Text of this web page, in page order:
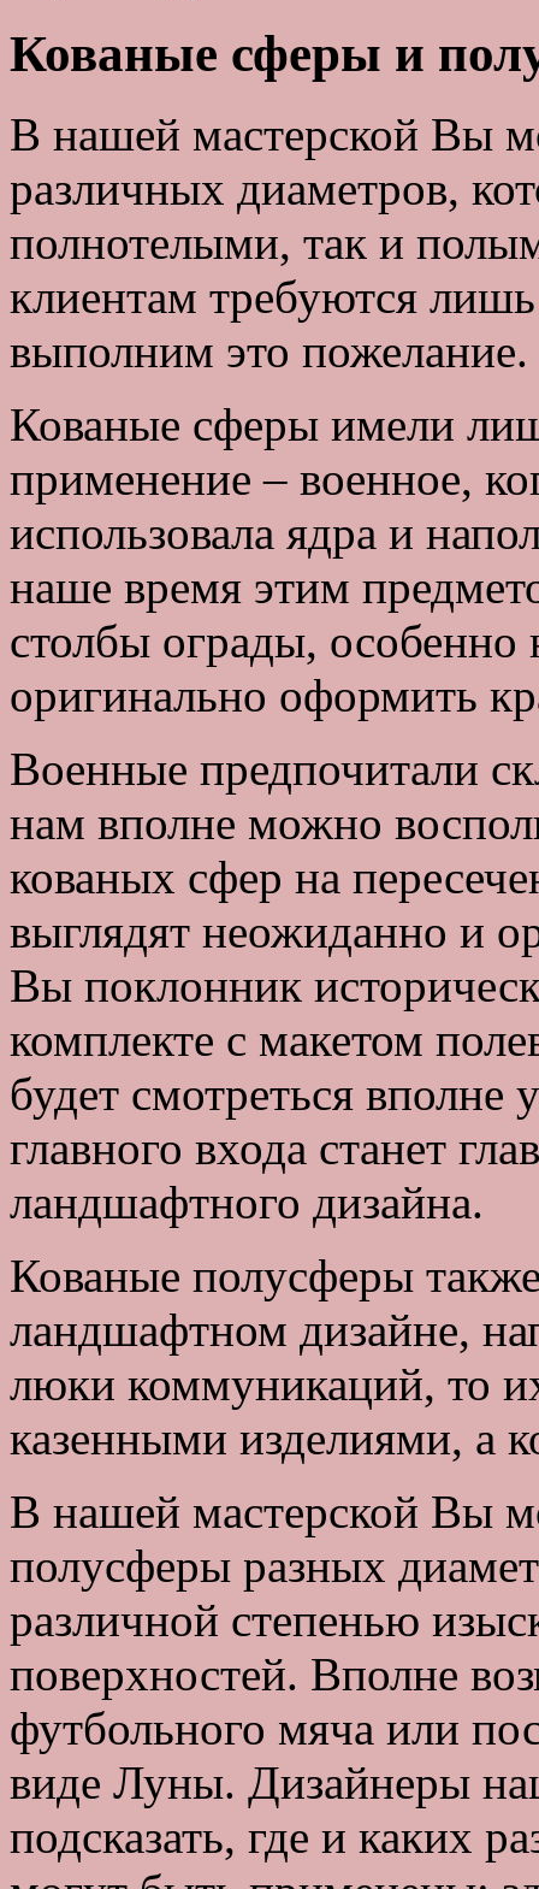
Кованые сферы и
В нашей мастерской Вы
различных диаметров,
полнотелыми, так и
клиентам требуются
выполним это пожелание.
Кованые сферы имели
применение – военное,
использовала ядра и
наше время этим
столбы ограды, особенно
оригинально оформить
Военные предпочитали
нам вполне можно
кованых сфер на
выглядят неожиданно и
Вы поклонник
комплекте с макетом
будет смотреться
главного входа станет
ландшафтного дизайна.
Кованые полусферы
ландшафтном дизайне,
люки коммуникаций, то
казенными изделиями, а
В нашей мастерской Вы
полусферы разных
различной степенью
поверхностей. Вполне
футбольного мяча или
виде Луны. Дизайнеры
подсказать, где и каких